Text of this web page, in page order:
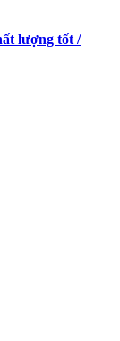
lượng tốt /